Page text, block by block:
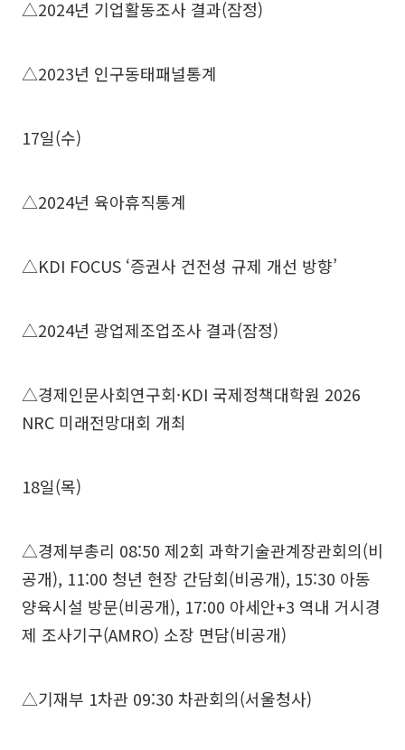
△2024년 기업활동조사 결과(잠정)
△2023년 인구동태패널통계
17일(수)
△2024년 육아휴직통계
△KDI FOCUS ‘증권사 건전성 규제 개선 방향’
△2024년 광업제조업조사 결과(잠정)
△경제인문사회연구회·KDI 국제정책대학원 2026
NRC 미래전망대회 개최
18일(목)
△경제부총리 08:50 제2회 과학기술관계장관회의(비
공개), 11:00 청년 현장 간담회(비공개), 15:30 아동
양육시설 방문(비공개), 17:00 아세안+3 역내 거시경
제 조사기구(AMRO) 소장 면담(비공개)
△기재부 1차관 09:30 차관회의(서울청사)